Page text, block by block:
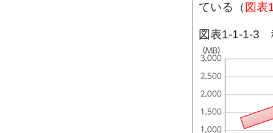
ている（ 図表
図表1-1-1-3